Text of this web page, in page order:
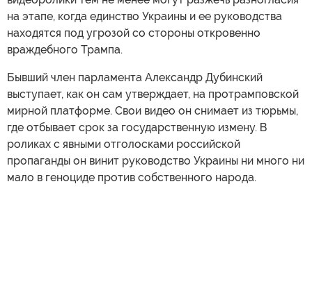
на этапе, когда единство Украины и ее руководства
находятся под угрозой со стороны откровенно
враждебного Трампа.
Бывший член парламента Александр Дубинский
выступает, как он сам утверждает, на протрамповской
мирной платформе. Свои видео он снимает из тюрьмы,
где отбывает срок за государственную измену. В
роликах с явными отголосками российской
пропаганды он винит руководство Украины ни много ни
мало в геноциде против собственного народа.